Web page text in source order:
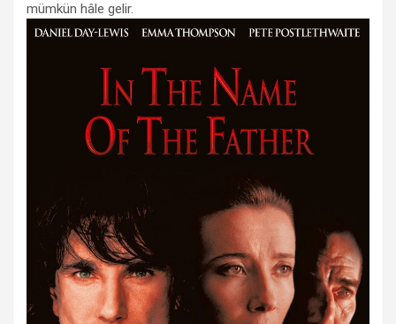
mümkün hâle gelir.